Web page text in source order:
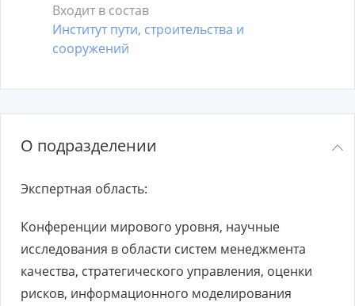
Входит в состав
Институт пути, строительства и
сооружений
О подразделении
Экспертная область:
Конференции мирового уровня, научные
исследования в области систем менеджмента
качества, стратегического управления, оценки
рисков, информационного моделирования